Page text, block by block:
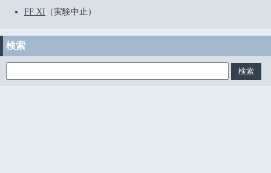
FF XI （実験中止）
検索